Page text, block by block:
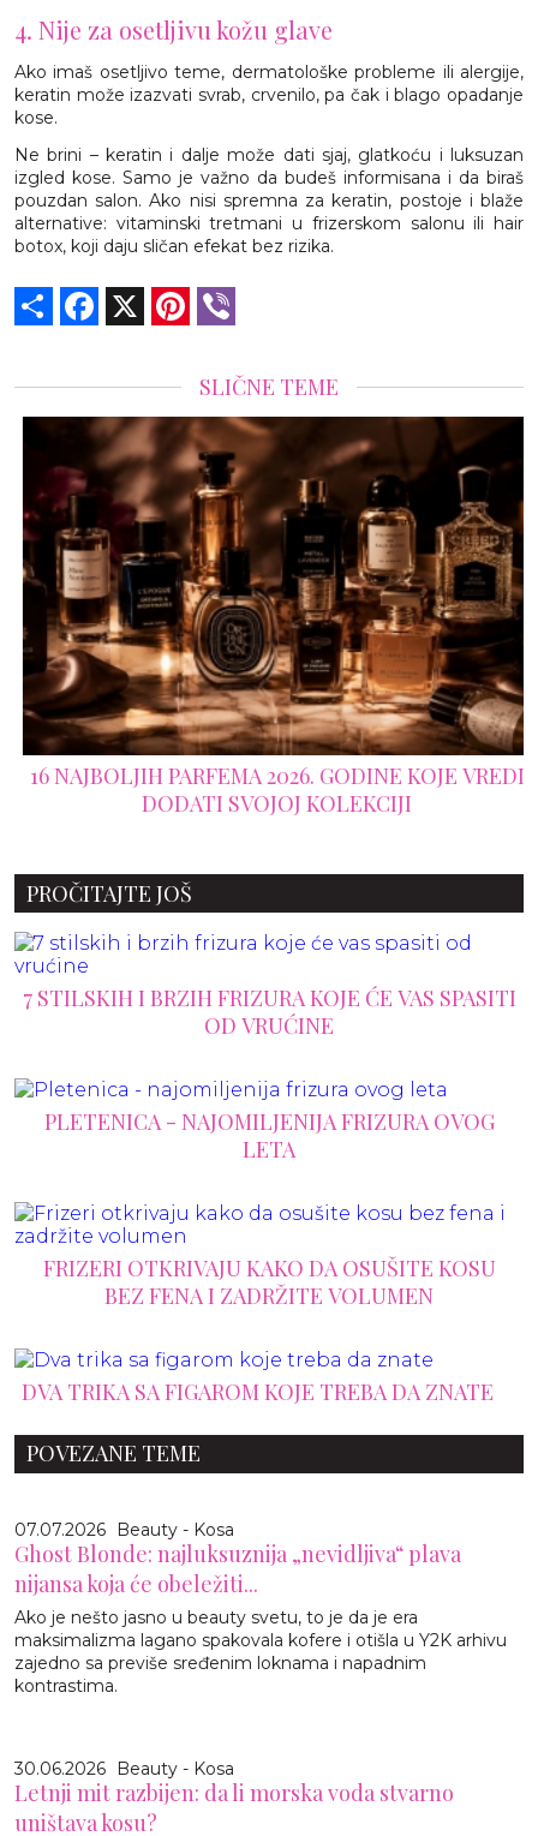
4. Nije za osetljivu kožu glave
Ako imaš osetljivo teme, dermatološke probleme ili alergije,
keratin može izazvati svrab, crvenilo, pa čak i blago opadanje
kose.
Ne brini – keratin i dalje može dati sjaj, glatkoću i luksuzan
izgled kose. Samo je važno da budeš informisana i da biraš
pouzdan salon. Ako nisi spremna za keratin, postoje i blaže
alternative: vitaminski tretmani u frizerskom salonu ili hair
botox, koji daju sličan efekat bez rizika.
Share Facebook Pinterest
SLIČNE TEME
16 NAJBOLJIH PARFEMA 2026. GODINE KOJE VREDI
DODATI SVOJOJ KOLEKCIJI
PROČITAJTE JOŠ
7 STILSKIH I BRZIH FRIZURA KOJE ĆE VAS SPASITI
OD VRUĆINE
PLETENICA - NAJOMILJENIJA FRIZURA OVOG
LETA
FRIZERI OTKRIVAJU KAKO DA OSUŠITE KOSU
BEZ FENA I ZADRŽITE VOLUMEN
DVA TRIKA SA FIGAROM KOJE TREBA DA ZNATE
POVEZANE TEME
07.07.2026 Beauty - Kosa
Ghost Blonde: najluksuznija „nevidljiva“ plava
nijansa koja će obeležiti...
Ako je nešto jasno u beauty svetu, to je da je era
maksimalizma lagano spakovala kofere i otišla u Y2K arhivu
zajedno sa previše sređenim loknama i napadnim
kontrastima.
30.06.2026 Beauty - Kosa
Letnji mit razbijen: da li morska voda stvarno
uništava kosu?